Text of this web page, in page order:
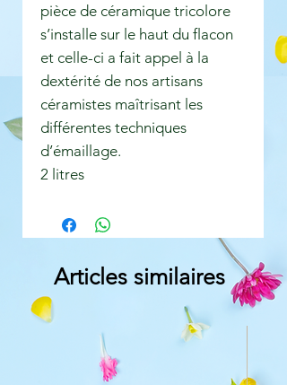
pièce de céramique tricolore
s’installe sur le haut du flacon
et celle-ci a fait appel à la
dextérité de nos artisans
céramistes maîtrisant les
différentes techniques
d’émaillage.
2 litres
Articles similaires